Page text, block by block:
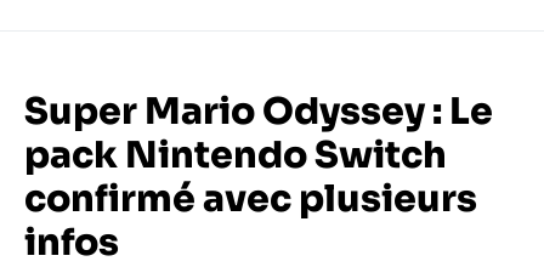
Super Mario Odyssey : Le
pack Nintendo Switch
confirmé avec plusieurs
infos